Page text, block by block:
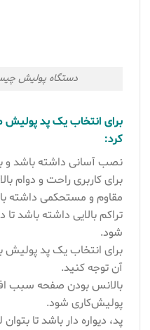
دستگاه پولیش
برای انتخاب یک پد پولیش
کرد:
نصب آسانی داشته باشد و
برای کاربری راحت و دوام
مقاوم و مستحکمی داشته
تراکم بالایی داشته باشد
شود.
برای انتخاب یک پد پولیش
آن توجه کنید.
بالانس بودن صفحه سبب
پولیش‌کاری شود.
پد، دیواره دار باشد تا